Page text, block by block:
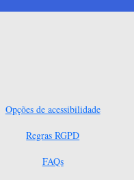
Opções de acessibilidade
Regras RGPD
FAQs